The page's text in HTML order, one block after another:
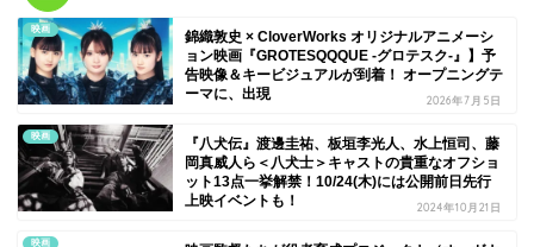
映画
錦織敦史 × CloverWorks オリジナルアニメーシ
ョン映画『GROTESQQQUE -グロテスク-』】予
告映像＆キービジュアルが到着！ オープニングテ
ーマに、 出現 2026年7月5日
映画
『八犬伝』渡邊圭祐、板垣李光人、水上恒司、藤
岡真威人ら＜八犬士＞キャストの貴重なオフショ
ット13点一挙解禁！10/24(木)には公開前日先行
上映イベントも！
2024年10月21日
映画